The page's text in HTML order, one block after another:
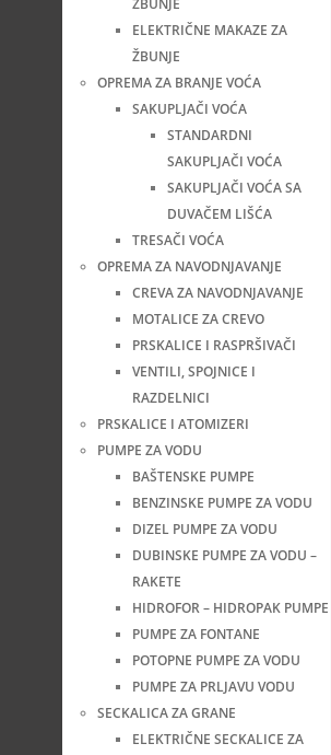
ŽBUNJE
ELEKTRIČNE MAKAZE ZA
ŽBUNJE
OPREMA ZA BRANJE VOĆA
SAKUPLJAČI VOĆA
STANDARDNI
SAKUPLJAČI VOĆA
SAKUPLJAČI VOĆA SA
DUVAČEM LIŠĆA
TRESAČI VOĆA
OPREMA ZA NAVODNJAVANJE
CREVA ZA NAVODNJAVANJE
MOTALICE ZA CREVO
PRSKALICE I RASPRŠIVAČI
VENTILI, SPOJNICE I
RAZDELNICI
PRSKALICE I ATOMIZERI
PUMPE ZA VODU
BAŠTENSKE PUMPE
BENZINSKE PUMPE ZA VODU
DIZEL PUMPE ZA VODU
DUBINSKE PUMPE ZA VODU –
RAKETE
HIDROFOR – HIDROPAK PUMPE
PUMPE ZA FONTANE
POTOPNE PUMPE ZA VODU
PUMPE ZA PRLJAVU VODU
SECKALICA ZA GRANE
ELEKTRIČNE SECKALICE ZA